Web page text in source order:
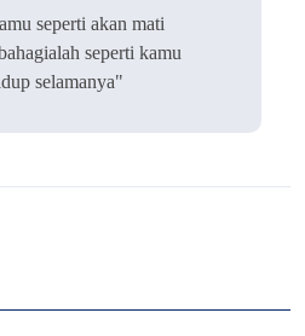
seperti akan mati
seperti kamu
selamanya"